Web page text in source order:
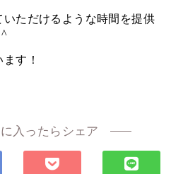
いただけるような時間を提供
す！
入ったらシェア